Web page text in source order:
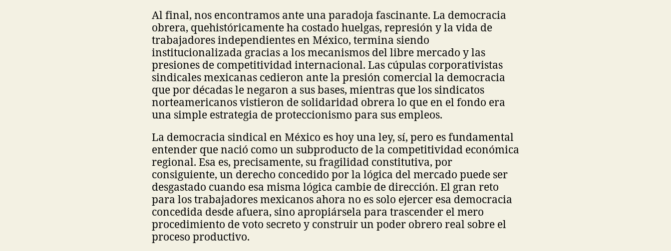
Al final, nos encontramos ante una paradoja fascinante. La democracia
obrera, quehistóricamente ha costado huelgas, represión y la vida de
trabajadores independientes en México, termina siendo
institucionalizada gracias a los mecanismos del libre mercado y las
presiones de competitividad internacional. Las cúpulas corporativistas
sindicales mexicanas cedieron ante la presión comercial la democracia
que por décadas le negaron a sus bases, mientras que los sindicatos
norteamericanos vistieron de solidaridad obrera lo que en el fondo era
una simple estrategia de proteccionismo para sus empleos.
La democracia sindical en México es hoy una ley, sí, pero es fundamental
entender que nació como un subproducto de la competitividad económica
regional. Esa es, precisamente, su fragilidad constitutiva, por
consiguiente, un derecho concedido por la lógica del mercado puede ser
desgastado cuando esa misma lógica cambie de dirección. El gran reto
para los trabajadores mexicanos ahora no es solo ejercer esa democracia
concedida desde afuera, sino apropiársela para trascender el mero
procedimiento de voto secreto y construir un poder obrero real sobre el
proceso productivo.